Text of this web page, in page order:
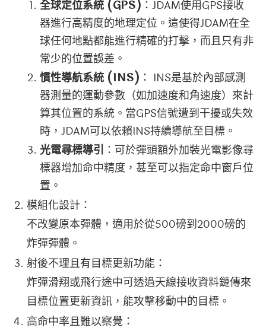
全球定位系統 (GPS) ：JDAM使用GPS接收
器進行高精度的地理定位。這使得JDAM在全
球任何地點都能進行精確的打擊，而且只有非
常少的位置誤差。
慣性導航系統 (INS) ： INS是基於內部感測
器測量的運動參數（如加速度和角速度）來計
算其位置的系統。當GPS信號遭到干擾或失效
時，JDAM可以依賴INS持續導航至目標。
光電尋標導引 ：可於彈頭額外加裝光電影像尋
標器增加命中精度，甚至可以指定命中窗戶位
置。
模組化設計：
不改變原本彈體，適用於從500磅到2000磅的
炸彈彈體。
射後不理且有目標更新功能：
炸彈滑翔或飛行途中可透過天線接收資料鏈傳來
目標位置更新資訊，能攻擊移動中的目標。
高命中率且難以察覺：